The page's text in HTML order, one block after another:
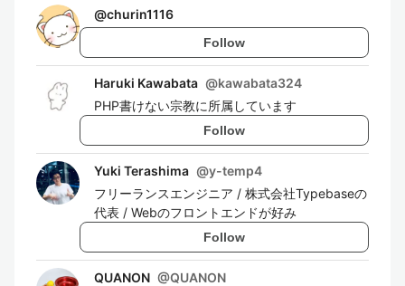
@churin1116
Follow
Haruki Kawabata @kawabata324
PHP書けない宗教に所属しています
Follow
Yuki Terashima @y-temp4
フリーランスエンジニア / 株式会社Typebaseの
代表 / Webのフロントエンドが好み
Follow
QUANON @QUANON